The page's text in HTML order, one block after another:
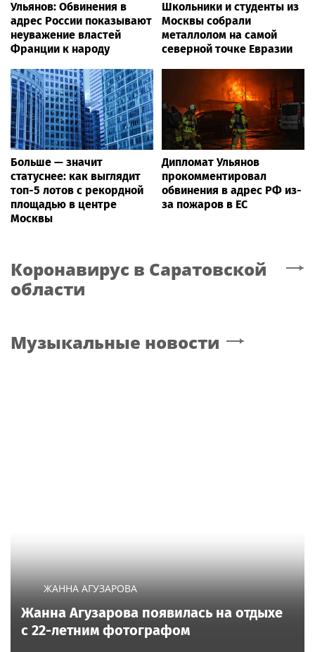
Ульянов: Обвинения в
адрес России показывают
неуважение властей
Франции к народу
Школьники и студенты из
Москвы собрали
металлолом на самой
северной точке Евразии
Больше — значит
статуснее: как выглядит
топ-5 лотов с рекордной
площадью в центре
Москвы
Дипломат Ульянов
прокомментировал
обвинения в адрес РФ из-
за пожаров в ЕС
Коронавирус в Саратовской
области
Музыкальные новости
ЖАННА АГУЗАРОВА
Жанна Агузарова появилась на отдыхе
с 22-летним фотографом